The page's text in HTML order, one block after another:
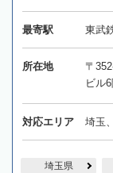
最寄駅 東武
所在地
〒
ビル
対応エリア 埼玉
埼玉県